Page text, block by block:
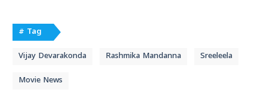
# Tag
Vijay Devarakonda Rashmika Mandanna Sreeleela
Movie News